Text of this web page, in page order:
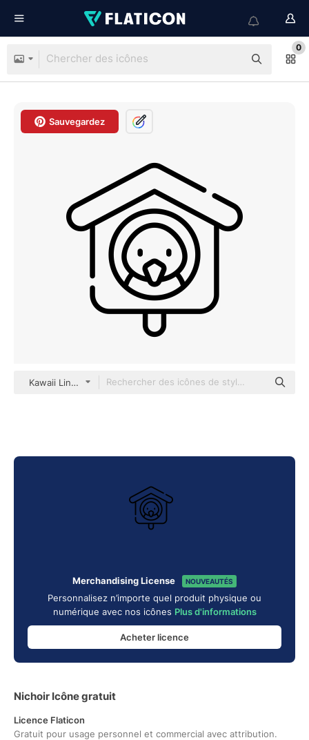
0
Sauvegardez
Kawaii Lineal
Merchandising License NOUVEAUTÉS
Personnalisez n’importe quel produit physique ou
numérique avec nos icônes Plus d'informations
Acheter licence
Nichoir Icône gratuit
Licence Flaticon
Gratuit pour usage personnel et commercial avec attribution.